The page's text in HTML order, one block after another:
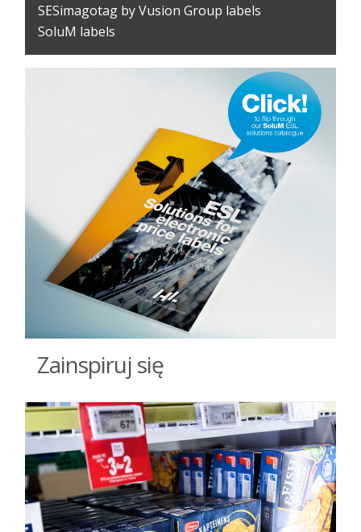
SESimagotag by Vusion Group labels
SoluM labels
Zainspiruj się